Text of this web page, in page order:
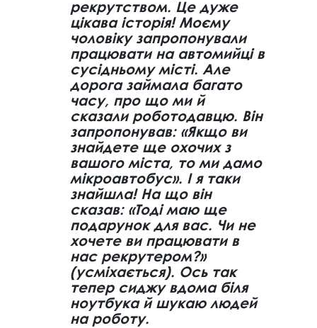
рекрутством. Це дуже
цікава історія! Моєму
чоловіку запропонували
працювати на автомийці в
сусідньому місті. Але
дорога займала багато
часу, про що ми й
сказали роботодавцю. Він
запропонував: «Якщо ви
знайдете ще охочих з
вашого міста, то ми дамо
мікроавтобус». І я таки
знайшла! На що він
сказав: «Тоді маю ще
подарунок для вас. Чи не
хочете ви працювати в
нас рекрутером?»
(усміхається). Ось так
тепер сиджу вдома біля
ноутбука й шукаю людей
на роботу.